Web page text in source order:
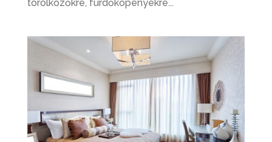
törölközőkre, fürdőköpenyekre...